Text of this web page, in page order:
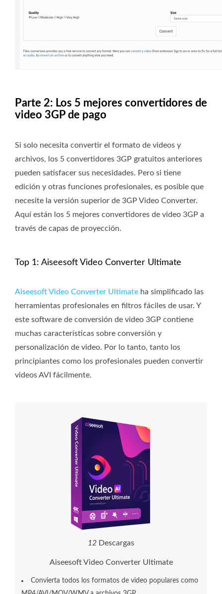
Parte 2: Los 5 mejores convertidores de
video 3GP de pago
Si solo necesita convertir el formato de videos y
archivos, los 5 convertidores 3GP gratuitos anteriores
pueden satisfacer sus necesidades. Pero si tiene
edición y otras funciones profesionales, es posible que
necesite la versión superior de 3GP Video Converter.
Aquí están los 5 mejores convertidores de video 3GP a
través de capas de proyección.
Top 1: Aiseesoft Video Converter Ultimate
Aiseesoft Video Converter Ultimate ha simplificado las
herramientas profesionales en filtros fáciles de usar. Y
este software de conversión de video 3GP contiene
muchas características sobre conversión y
personalización de video. Por lo tanto, tanto los
principiantes como los profesionales pueden convertir
videos AVI fácilmente.
16 Descargas
Aiseesoft Video Converter Ultimate
Convierta todos los formatos de video populares como